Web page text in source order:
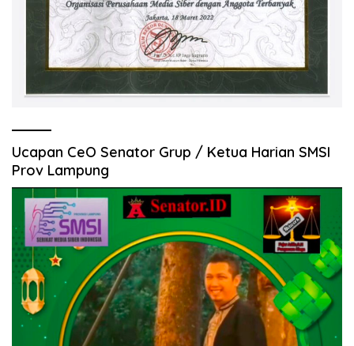
Ucapan CeO Senator Grup / Ketua Harian SMSI
Prov Lampung